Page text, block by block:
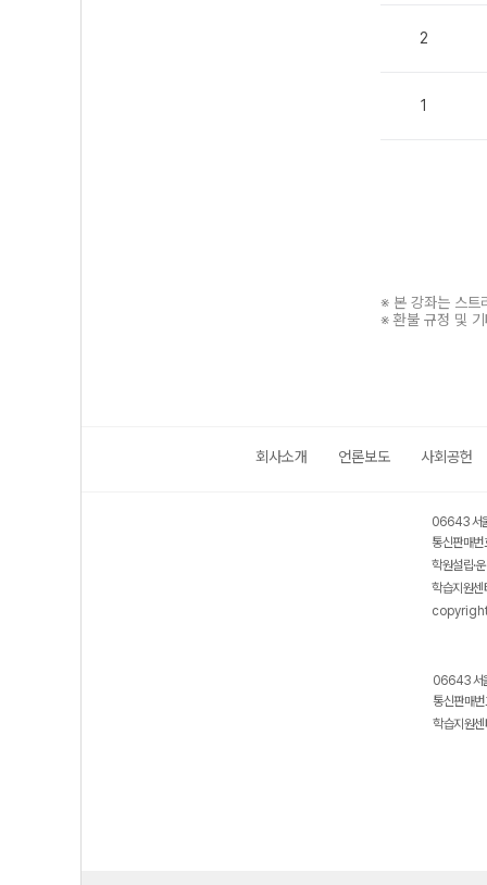
2
1
※ 본 강좌는 스트
※ 환불 규정 및
회사소개 언론보도 사회공헌
06643 서
통신판매
학원설립·
학습지원
06643 서
통신판매
학습지원